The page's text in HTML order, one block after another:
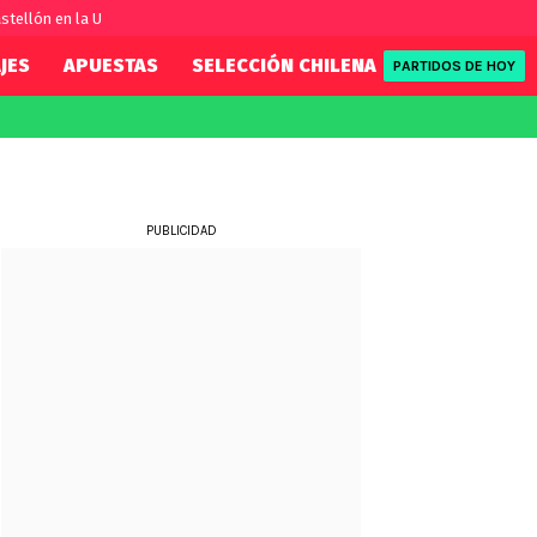
en la U
APUESTAS SELECCIÓN CHILENA REDSPORT
PARTIDOS DE HOY
PUBLICIDAD